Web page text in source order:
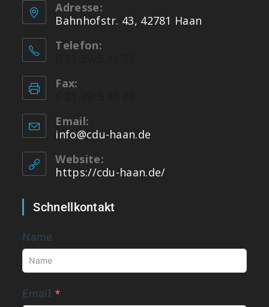
Adresse:
Bahnhofstr. 43, 42781 Haan
Telefon:
Fax:
Email:
info@cdu-haan.de
Website:
https://cdu-haan.de/
Schnellkontakt
Name
Email